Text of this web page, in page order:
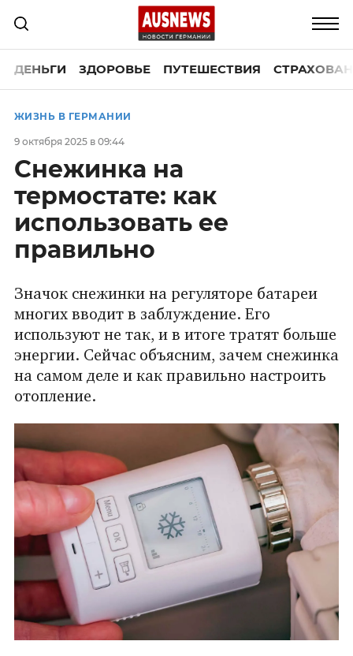
ДЕНЬГИ ЗДОРОВЬЕ ПУТЕШЕСТВИЯ
ЖИЗНЬ В ГЕРМАНИИ
9 октября 2025 в 09:44
Снежинка на
термостате: как
использовать ее
правильно
Значок снежинки на регуляторе батареи
многих вводит в заблуждение. Его
используют не так, и в итоге тратят больше
энергии. Сейчас объясним, зачем снежинка
на самом деле и как правильно настроить
отопление.